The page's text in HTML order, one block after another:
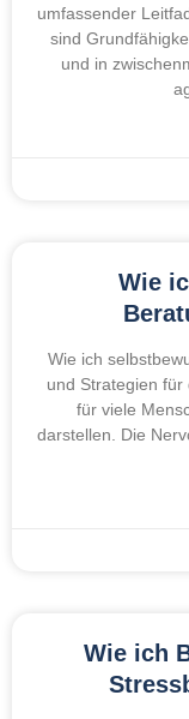
umfassender
sind
und in
Wie
Wie ich
und Strategien für
für viele
darstellen. Die
Wie ich